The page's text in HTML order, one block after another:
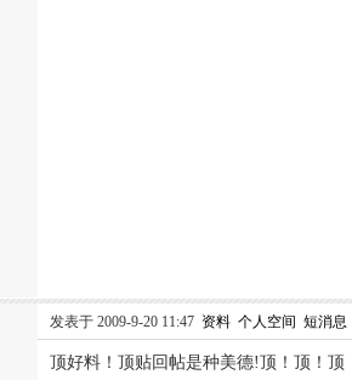
发表于 2009-9-20 11:47 资料 个人空间 短消息
顶好料！顶贴回帖是种美德!顶！顶！顶